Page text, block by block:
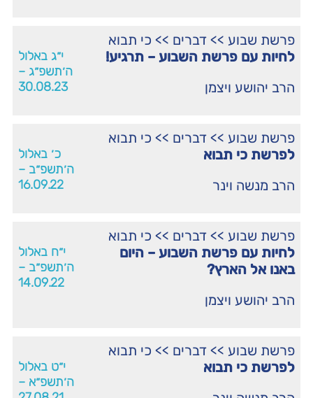
פרשת שבוע >> דברים >> כי תבוא
לחיות עם פרשת השבוע – תרגיע!
הרב יהושע ויצמן
י״ג באלול
ה׳תשפ״ג –
30.08.23
פרשת שבוע >> דברים >> כי תבוא
לפרשת כי תבוא
הרב מנשה וינר
כ׳ באלול
ה׳תשפ״ב –
16.09.22
פרשת שבוע >> דברים >> כי תבוא
לחיות עם פרשת השבוע – היום
באנו אל הארץ?
הרב יהושע ויצמן
י״ח באלול
ה׳תשפ״ב –
14.09.22
פרשת שבוע >> דברים >> כי תבוא
לפרשת כי תבוא
י״ט באלול
ה׳תשפ״א –